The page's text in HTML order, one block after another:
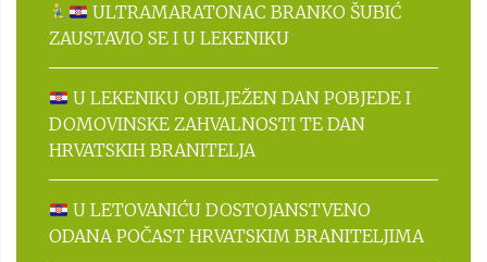
ULTRAMARATONAC BRANKO ŠUBIĆ
ZAUSTAVIO SE I U LEKENIKU
U LEKENIKU OBILJEŽEN DAN POBJEDE I
DOMOVINSKE ZAHVALNOSTI TE DAN
HRVATSKIH BRANITELJA
U LETOVANIĆU DOSTOJANSTVENO
ODANA POČAST HRVATSKIM BRANITELJIMA